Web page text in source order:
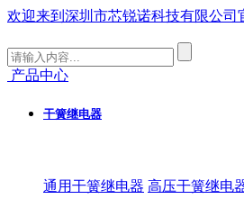
欢迎来到深圳市芯锐诺科技有限公司
产品中心
干簧继电器
通用干簧继电器 高压干簧继电